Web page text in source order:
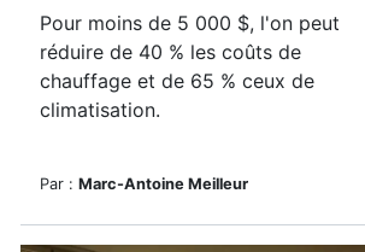
Pour moins de 5 000 $, l'on peut
réduire de 40 % les coûts de
chauffage et de 65 % ceux de
climatisation.
Par : Marc-Antoine Meilleur